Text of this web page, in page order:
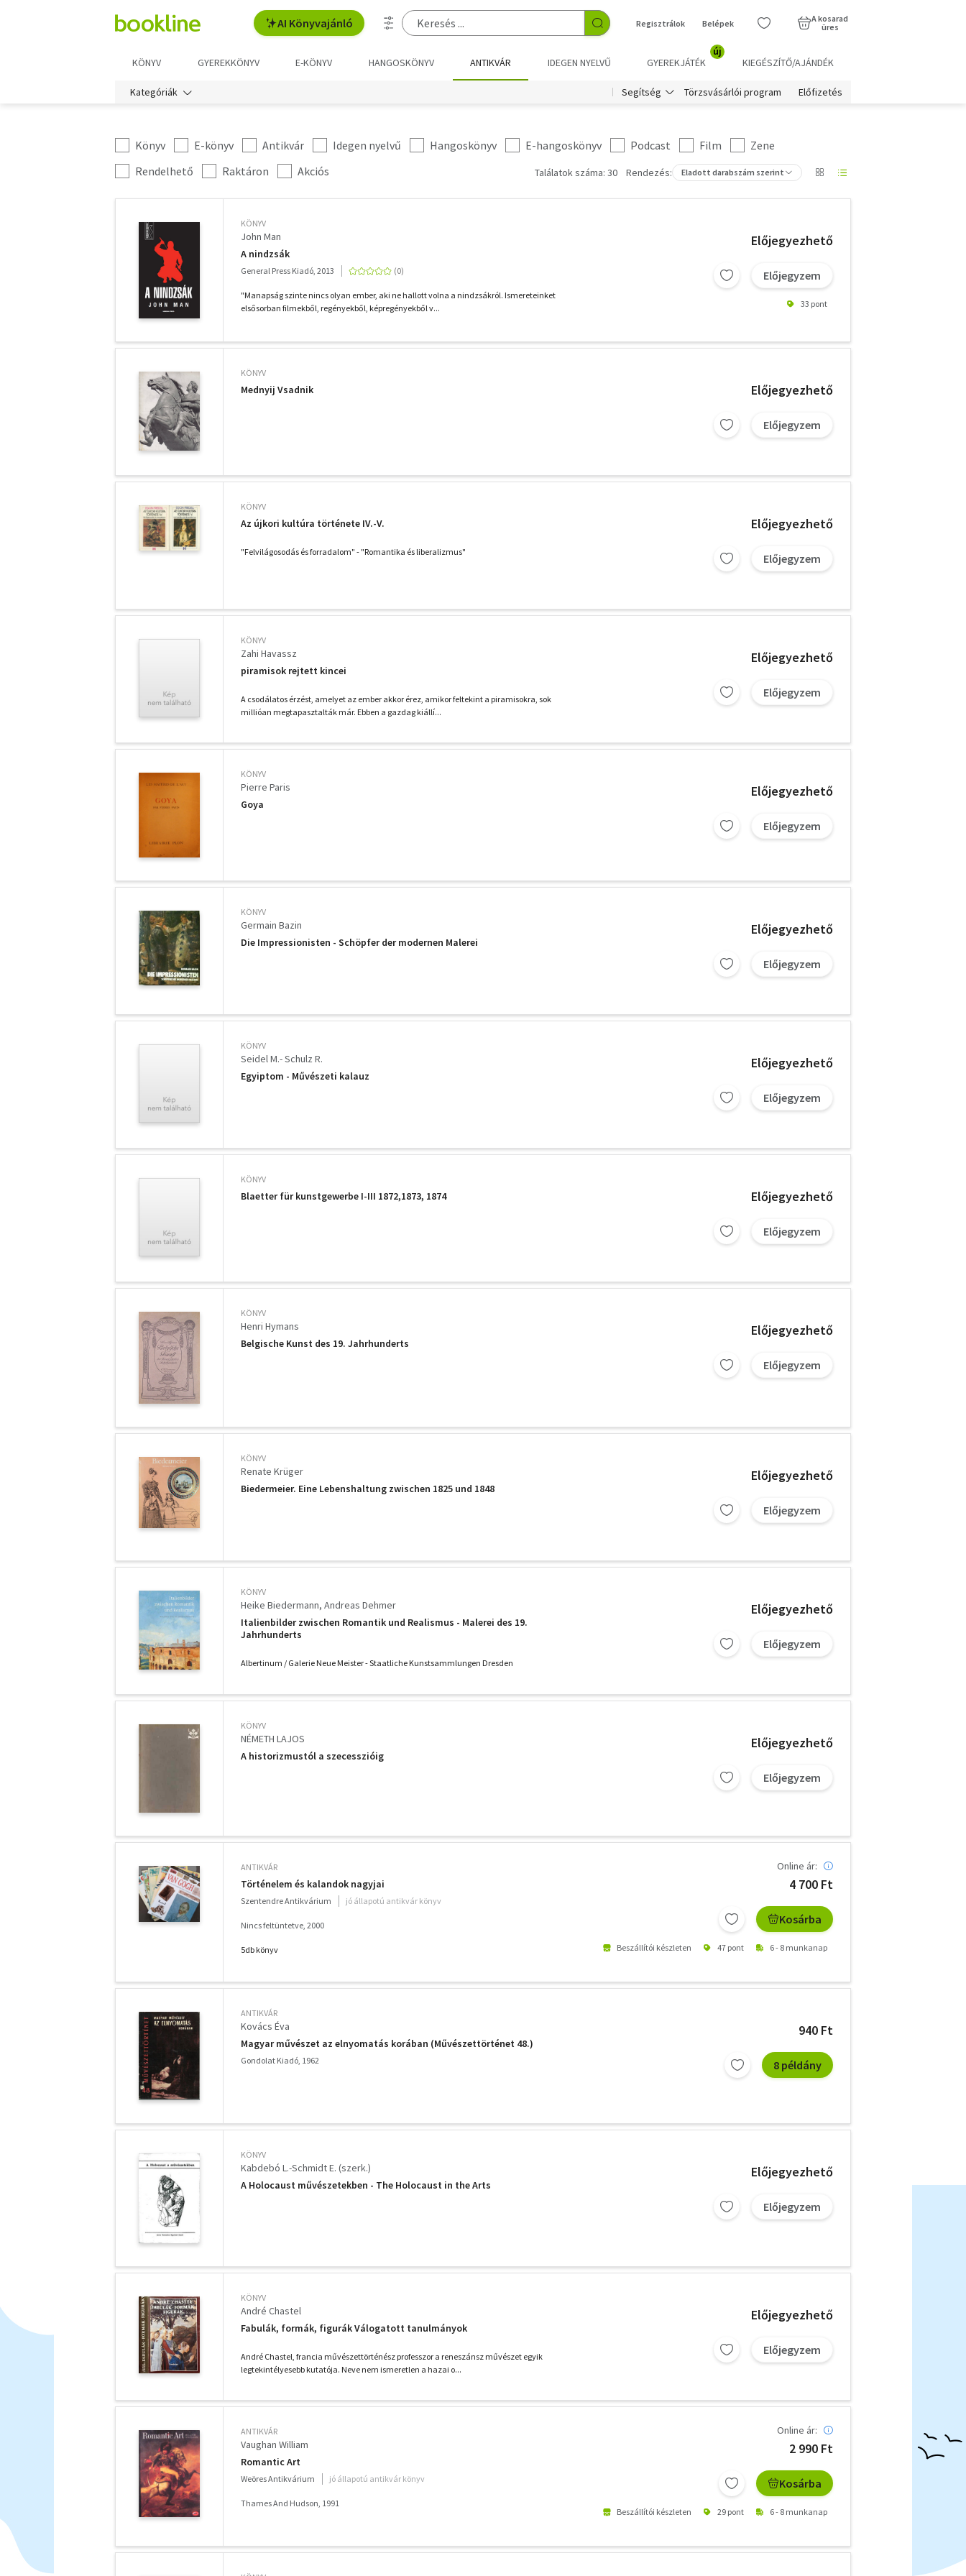
AI Könyvajánló Regisztrálok Belépek
A kosarad
üres
KÖNYV GYEREKKÖNYV E-KÖNYV HANGOSKÖNYV ANTIKVÁR IDEGEN NYELVŰ GYEREKJÁTÉK
új
KIEGÉSZÍTŐ/AJÁNDÉK
Kategóriák Segítség Törzsvásárlói program Előfizetés
Kategória
szűrés
Könyv E-könyv Antikvár Idegen nyelvű Hangoskönyv E-hangoskönyv Podcast Film
Zene
További
szűrők
Rendelhető Raktáron Akciós Találatok száma: 30 Rendezés: Eladott darabszám szerint
KÖNYV
John Man
A nindzsák
General Press Kiadó, 2013
"Manapság szinte nincs olyan ember, aki ne hallott volna a nindzsákról. Ismereteinket
elsősorban filmekből, regényekből, képregényekből v...
Előjegyezhető
Előjegyzem
33 pont
KÖNYV
Mednyij Vsadnik Előjegyezhető
Előjegyzem
KÖNYV
Az újkori kultúra története IV.-V.
"Felvilágosodás és forradalom" - "Romantika és liberalizmus"
Előjegyezhető
Előjegyzem
KÖNYV
Zahi Havassz
piramisok rejtett kincei
A csodálatos érzést, amelyet az ember akkor érez, amikor feltekint a piramisokra, sok
millióan megtapasztalták már. Ebben a gazdag kiállí...
Előjegyezhető
Előjegyzem
KÖNYV
Pierre Paris
Goya
Előjegyezhető
Előjegyzem
KÖNYV
Germain Bazin
Die Impressionisten - Schöpfer der modernen Malerei
Előjegyezhető
Előjegyzem
KÖNYV
Seidel M.- Schulz R.
Egyiptom - Művészeti kalauz
Előjegyezhető
Előjegyzem
KÖNYV
Blaetter für kunstgewerbe I-III 1872,1873, 1874 Előjegyezhető
Előjegyzem
KÖNYV
Henri Hymans
Belgische Kunst des 19. Jahrhunderts
Előjegyezhető
Előjegyzem
KÖNYV
Renate Krüger
Biedermeier. Eine Lebenshaltung zwischen 1825 und 1848
Előjegyezhető
Előjegyzem
KÖNYV
Heike Biedermann Andreas Dehmer
Italienbilder zwischen Romantik und Realismus - Malerei des 19.
Jahrhunderts
Albertinum / Galerie Neue Meister - Staatliche Kunstsammlungen Dresden
Előjegyezhető
Előjegyzem
KÖNYV
NÉMETH LAJOS
A historizmustól a szecesszióig
Előjegyezhető
Előjegyzem
ANTIKVÁR
Történelem és kalandok nagyjai
Szentendre Antikvárium jó állapotú antikvár könyv
Nincs feltüntetve, 2000
5db könyv
Online ár:
4 700 Ft
Kosárba
Beszállítói készleten 47 pont 6 - 8 munkanap
ANTIKVÁR
Kovács Éva
Magyar művészet az elnyomatás korában (Művészettörténet 48.)
Gondolat Kiadó, 1962
940 Ft
8 példány
KÖNYV
Kabdebó L.-Schmidt E. (szerk.)
A Holocaust művészetekben - The Holocaust in the Arts
Előjegyezhető
Előjegyzem
KÖNYV
André Chastel
Fabulák, formák, figurák Válogatott tanulmányok
André Chastel, francia művészettörténész professzor a reneszánsz művészet egyik
legtekintélyesebb kutatója. Neve nem ismeretlen a hazai o...
Előjegyezhető
Előjegyzem
ANTIKVÁR
Vaughan William
Romantic Art
Weöres Antikvárium jó állapotú antikvár könyv
Thames And Hudson, 1991
Online ár:
2 990 Ft
Kosárba
Beszállítói készleten 29 pont 6 - 8 munkanap